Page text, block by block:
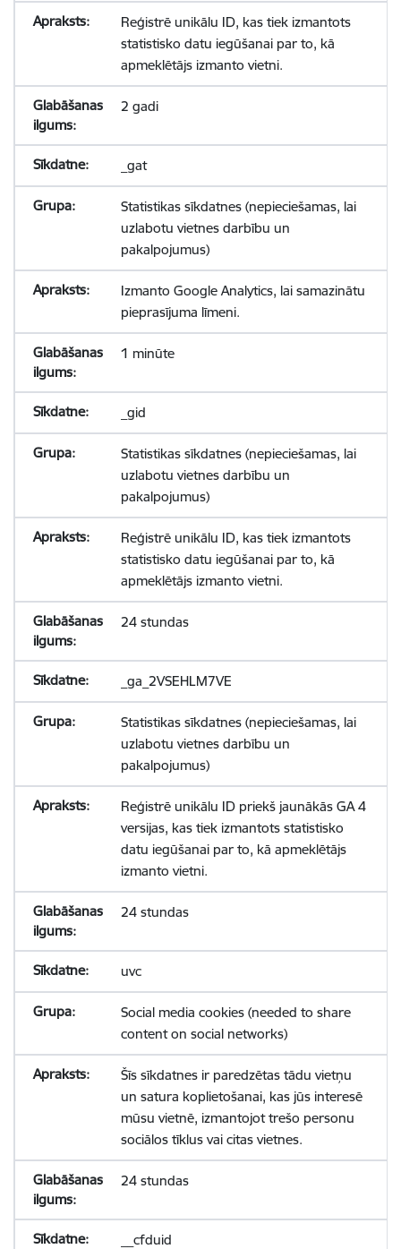
Reģistrē unikālu ID, kas tiek izmantots
statistisko datu iegūšanai par to, kā
apmeklētājs izmanto vietni.
2 gadi
_gat
Statistikas sīkdatnes (nepieciešamas, lai
uzlabotu vietnes darbību un
pakalpojumus)
Izmanto Google Analytics, lai samazinātu
pieprasījuma līmeni.
1 minūte
_gid
Statistikas sīkdatnes (nepieciešamas, lai
uzlabotu vietnes darbību un
pakalpojumus)
Reģistrē unikālu ID, kas tiek izmantots
statistisko datu iegūšanai par to, kā
apmeklētājs izmanto vietni.
24 stundas
_ga_2VSEHLM7VE
Statistikas sīkdatnes (nepieciešamas, lai
uzlabotu vietnes darbību un
pakalpojumus)
Reģistrē unikālu ID priekš jaunākās GA 4
versijas, kas tiek izmantots statistisko
datu iegūšanai par to, kā apmeklētājs
izmanto vietni.
24 stundas
uvc
Social media cookies (needed to share
content on social networks)
Šīs sīkdatnes ir paredzētas tādu vietņu
un satura koplietošanai, kas jūs interesē
mūsu vietnē, izmantojot trešo personu
sociālos tīklus vai citas vietnes.
24 stundas
__cfduid